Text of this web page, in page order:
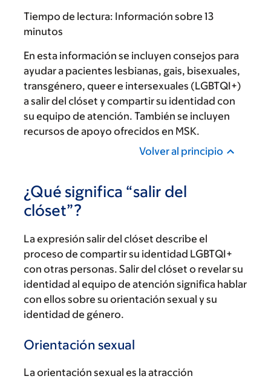
Tiempo de lectura: Información sobre 13
minutos
En esta información se incluyen consejos para
ayudar a pacientes lesbianas, gais, bisexuales,
transgénero, queer e intersexuales (LGBTQI+)
a salir del clóset y compartir su identidad con
su equipo de atención. También se incluyen
recursos de apoyo ofrecidos en MSK.
Volver al principio
¿Qué significa “salir del
clóset”?
La expresión salir del clóset describe el
proceso de compartir su identidad LGBTQI+
con otras personas. Salir del clóset o revelar su
identidad al equipo de atención significa hablar
con ellos sobre su orientación sexual y su
identidad de género.
Orientación sexual
La orientación sexual es la atracción